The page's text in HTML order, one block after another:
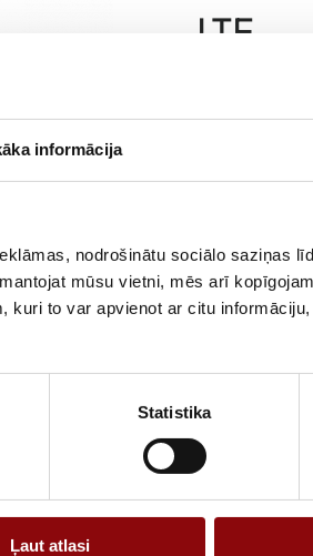
informācija
nodrošinātu sociālo saziņas
mūsu vietni, mēs arī
to var apvienot ar citu
Statistika
Ļaut atlasi
LTE
DELIVERY TIME
NOT IN STOCK
3-phase
current circuit